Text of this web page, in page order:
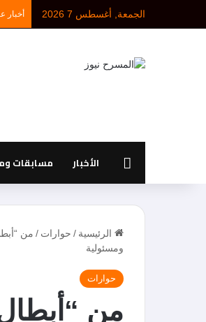
الجمعة, أغسطس 7 2026 أخبار
الرئيسيةالأخبار مسابقات
الرئيسية / حوارات / من
ومسئولية
حوارات
من